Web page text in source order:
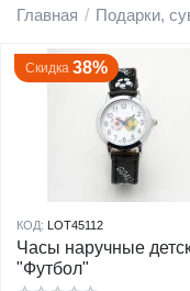
Главная / Подарки,
Скидка 38%
КОД: LOT45112
Часы наручные
"Футбол"